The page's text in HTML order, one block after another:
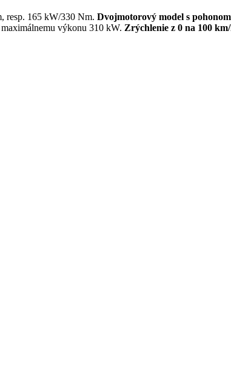
resp. 165 kW/330 Nm. Dvojmotorový model s
výkonu 310 kW. Zrýchlenie z 0 na 100